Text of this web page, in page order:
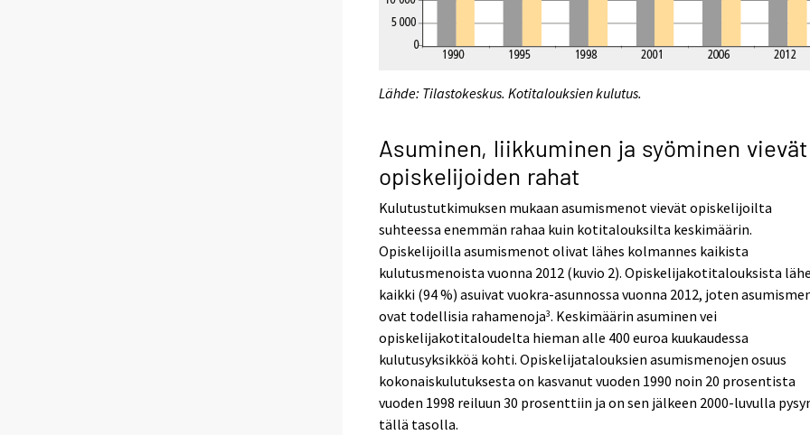
Lähde: Tilastokeskus. Kotitalouksien kulutus.
Asuminen, liikkuminen ja syöminen vievät
opiskelijoiden rahat
Kulutustutkimuksen mukaan asumismenot vievät opiskelijoilta
suhteessa enemmän rahaa kuin kotitalouksilta keskimäärin.
Opiskelijoilla asumismenot olivat lähes kolmannes kaikista
kulutusmenoista vuonna 2012 (kuvio 2). Opiskelijakotitalouksista
kaikki (94 %) asuivat vuokra-asunnossa vuonna 2012, joten
ovat todellisia rahamenoja3. Keskimäärin asuminen vei
opiskelijakotitaloudelta hieman alle 400 euroa kuukaudessa
kulutusyksikköä kohti. Opiskelijatalouksien asumismenojen osuus
kokonaiskulutuksesta on kasvanut vuoden 1990 noin 20 prosentista
vuoden 1998 reiluun 30 prosenttiin ja on sen jälkeen 2000-luvulla
tällä tasolla.